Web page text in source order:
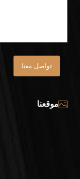
تواصل معنا
موقعنا